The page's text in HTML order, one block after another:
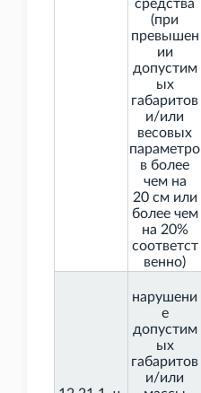
средства
(при
превышен
ии
допустим
ых
габаритов
и/или
весовых
параметро
в более
чем на
20 см или
более чем
на 20%
соответст
венно)
нарушени
е
допустим
ых
габаритов
и/или